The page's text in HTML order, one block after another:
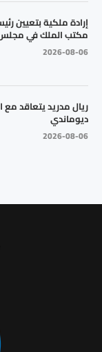
إرادة ملكية بتعيين
مكتب الملك في
2026-08-06
ريال مدريد يتعاقد مع
ديوماندي
2026-08-06